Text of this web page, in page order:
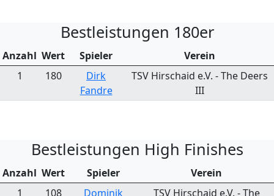
Bestleistungen 180er
Anzahl Wert Spieler
Verein
1
180
Dirk
Fandre
TSV Hirschaid e.V. - The Deers
III
Bestleistungen High Finishes
Anzahl Wert Spieler
Verein
1
108 Dominik TSV Hirschaid e.V. - The